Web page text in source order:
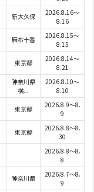
新大久保
2026.8.16～
8.16
麻布十番
2026.8.15～
8.15
東京都
2026.8.14～
8.21
神奈川県
横...
2026.8.10～
8.10
東京都
2026.8.9～8.
9
東京都
2026.8.8～8.
30
2026.8.8～8.
8
神奈川県
2026.8.7～8.
9